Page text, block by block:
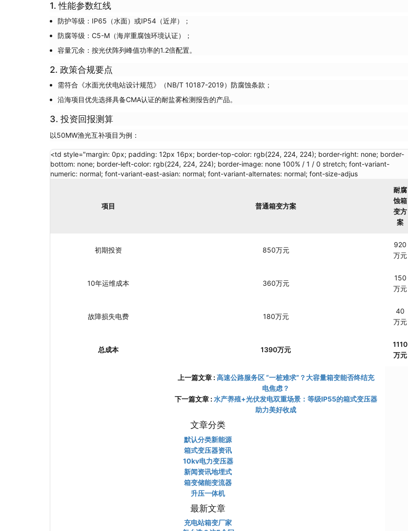
1. 性能参数红线
防护等级：IP65（水面）或IP54（近岸）；
防腐等级：C5-M（海岸重腐蚀环境认证）；
容量冗余：按光伏阵列峰值功率的1.2倍配置。
2. 政策合规要点
需符合《水面光伏电站设计规范》（NB/T 10187-2019）防腐蚀条款；
沿海项目优先选择具备CMA认证的耐盐雾检测报告的产品。
3. 投资回报测算
以50MW渔光互补项目为例：
<td style="margin: 0px; padding: 12px 16px; border-top-color: rgb(224, 224, 224); border-right: none; border-
bottom: none; border-left-color: rgb(224, 224, 224); border-image: none 100% / 1 / 0 stretch; font-variant-
numeric: normal; font-variant-east-asian: normal; font-variant-alternates: normal; font-size-adjus
项目 普通箱变方案
耐腐
蚀箱
变方
案
初期投资 850万元
920
万元
10年运维成本 360万元
150
万元
故障损失电费 180万元
40
万元
总成本 1390万元
1110
万元
上一篇文章 :高速公路服务区 “一桩难求”？大容量箱变能否终结充
电焦虑？
下一篇文章 :水产养殖+光伏发电双重场景：等级IP55的箱式变压器
助力美好收成​
文章分类
默认分类新能源
箱式变压器资讯
10kv电力变压器
新闻资讯地埋式
箱变储能变流器
升压一体机
最新文章
充电站箱变厂家